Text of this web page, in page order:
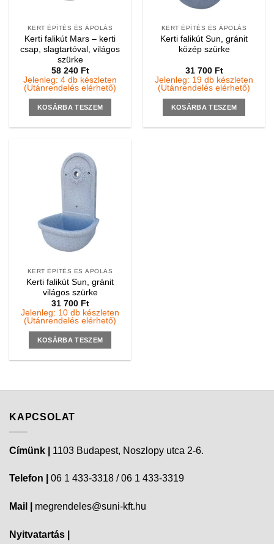
KERT ÉPÍTÉS ÉS ÁPOLÁS
Kerti falikút Mars – kerti
csap, slagtartóval, világos
szürke
58 240 Ft
Jelenleg: 4 db készleten
(Utánrendelés elérhető)
KOSÁRBA TESZEM
KERT ÉPÍTÉS ÉS ÁPOLÁS
Kerti falikút Sun, gránit
közép szürke
31 700 Ft
Jelenleg: 19 db készleten
(Utánrendelés elérhető)
KOSÁRBA TESZEM
KERT ÉPÍTÉS ÉS ÁPOLÁS
Kerti falikút Sun, gránit
világos szürke
31 700 Ft
Jelenleg: 10 db készleten
(Utánrendelés elérhető)
KOSÁRBA TESZEM
KAPCSOLAT
Címünk | 1103 Budapest, Noszlopy utca 2-6.
Telefon | 06 1 433-3318 / 06 1 433-3319
Mail | megrendeles@suni-kft.hu
Nyitvatartás |